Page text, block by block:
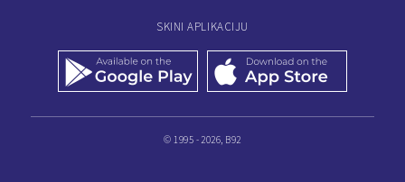
SKINI APLIKACIJU
© 1995 - 2026, B92